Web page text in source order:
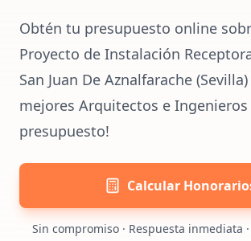
Obtén tu presupuesto online
Proyecto de Instalación
San Juan De Aznalfarache
mejores Arquitectos e Ingenieros
presupuesto!
Calcular
Sin compromiso · Respuesta inmediata